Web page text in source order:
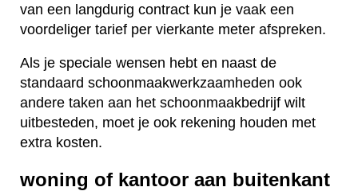
van een langdurig contract kun je vaak een
voordeliger tarief per vierkante meter afspreken.
Als je speciale wensen hebt en naast de
standaard schoonmaakwerkzaamheden ook
andere taken aan het schoonmaakbedrijf wilt
uitbesteden, moet je ook rekening houden met
extra kosten.
woning of kantoor aan buitenkant